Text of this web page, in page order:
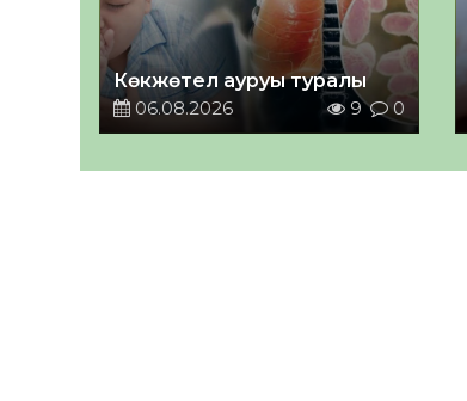
Көкжөтел ауруы туралы
06.08.2026
9 0